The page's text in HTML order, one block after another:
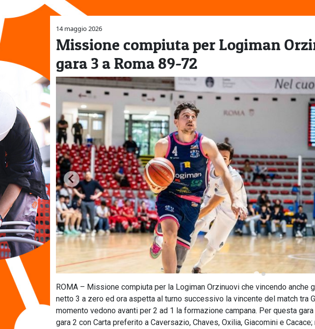
14 maggio 2026
Missione compiuta per Logiman
gara 3 a Roma 89-72
ROMA – Missione compiuta per la Logiman Orzinuovi che vincendo anche
netto 3 a zero ed ora aspetta al turno successivo la vincente del match tra
momento vedono avanti per 2 ad 1 la formazione campana. Per questa
gara 2 con Carta preferito a Caversazio, Chaves, Oxilia, Giacomini e